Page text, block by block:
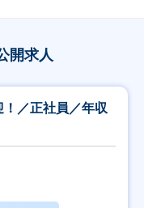
開求人
／正社員／年収